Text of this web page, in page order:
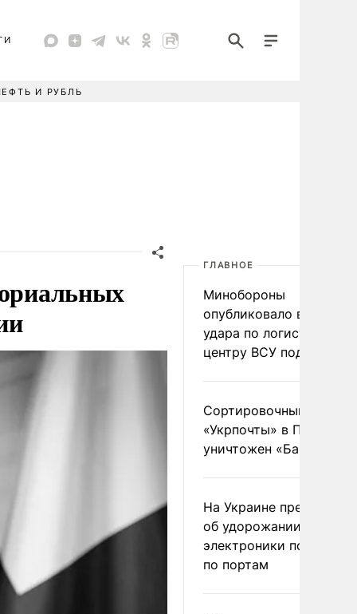
И РУБЛЬ
ГЛАВНОЕ
Минобороны
опубликовало видео
удара по
центру ВСУ под Киевом
Сортировочный пункт
«Укрпочты» в
уничтожен
На Украине
об удорожании
электроники после
по портам